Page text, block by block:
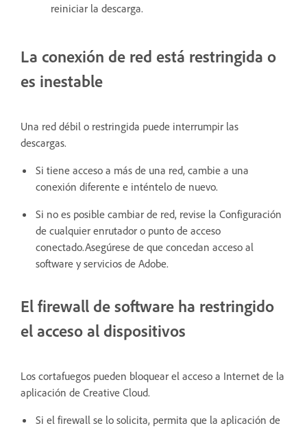
reiniciar la descarga.
La conexión de red está restringida o
es inestable
Una red débil o restringida puede interrumpir las
descargas.
Si tiene acceso a más de una red, cambie a una
conexión diferente e inténtelo de nuevo.
Si no es posible cambiar de red, revise la Configuración
de cualquier enrutador o punto de acceso
conectado.Asegúrese de que concedan acceso al
software y servicios de Adobe.
El firewall de software ha restringido
el acceso al dispositivos
Los cortafuegos pueden bloquear el acceso a Internet de la
aplicación de Creative Cloud.
Si el firewall se lo solicita, permita que la aplicación de